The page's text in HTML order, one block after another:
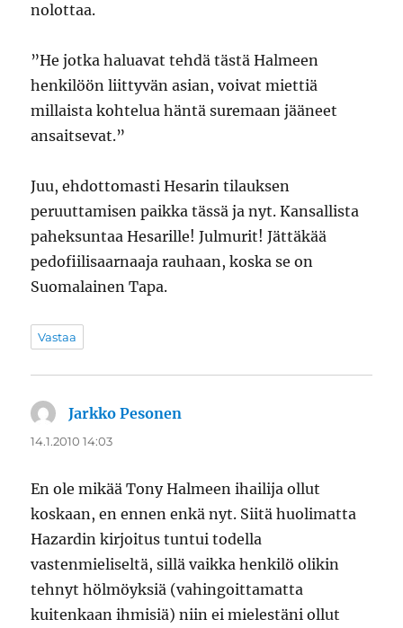
nolottaa.
”He jotka haluavat tehdä tästä Halmeen
henkilöön liittyvän asian, voivat miettiä
millaista kohtelua häntä suremaan jääneet
ansaitsevat.”
Juu, ehdottomasti Hesarin tilauksen
peruuttamisen paikka tässä ja nyt. Kansallista
paheksuntaa Hesarille! Julmurit! Jättäkää
pedofiilisaarnaaja rauhaan, koska se on
Suomalainen Tapa.
Vastaa
Jarkko Pesonen
14.1.2010 14:03
En ole mikää Tony Halmeen ihailija ollut
koskaan, en ennen enkä nyt. Siitä huolimatta
Hazardin kirjoitus tuntui todella
vastenmieliseltä, sillä vaikka henkilö olikin
tehnyt hölmöyksiä (vahingoittamatta
kuitenkaan ihmisiä) niin ei mielestäni ollut